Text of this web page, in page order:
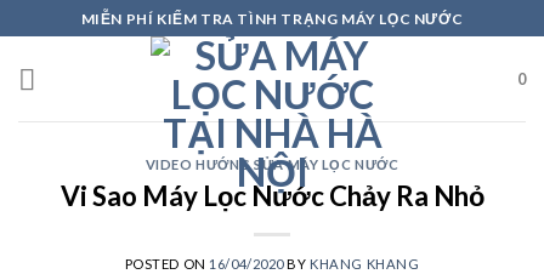
to
content
MIỄN PHÍ KIỂM TRA TÌNH TRẠNG MÁY LỌC NƯỚC
0
VIDEO HƯỚNG SỬA MÁY LỌC NƯỚC
Vi Sao Máy Lọc Nước Chảy Ra Nhỏ
POSTED ON 16/04/2020BY KHANG KHANG